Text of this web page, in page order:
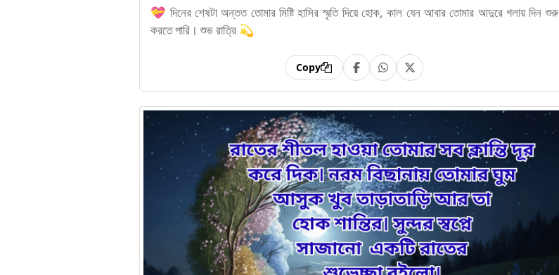
💝 দিনের শেষটা অন্তত তোমার মিষ্টি হাসির স্মৃতি দিয়ে হোক, কাল যেন আবার তোমার আদুরে গলায় দিন শুরু
করতে পারি। শুভ রাত্রি 💫
Copy